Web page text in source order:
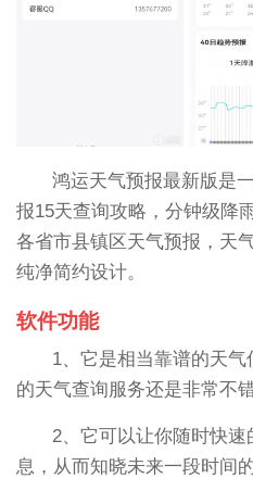
鸿运天气预报最新版是
报15天查询攻略，分钟级降
各省市县镇区天气预报，天
纯净简约设计。
软件功能
1、它是相当靠谱的天
的天气查询服务还是非常不
2、它可以让你随时快
息，从而知晓未来一段时间